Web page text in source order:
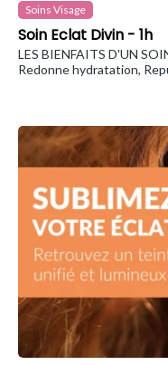
Soins Visage
Soin Eclat Divin - 1h
LES BIENFAITS D'UN
Redonne hydratation,